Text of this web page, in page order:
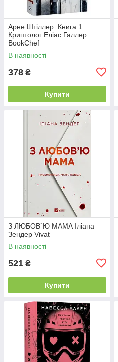
Арне Штіллер. Книга 1.
Криптолог Еліас Галлер
BookChef
В наявності
378 ₴
Купити
З ЛЮБОВ`Ю МАМА Іліана
Зендер Vivat
В наявності
521 ₴
Купити